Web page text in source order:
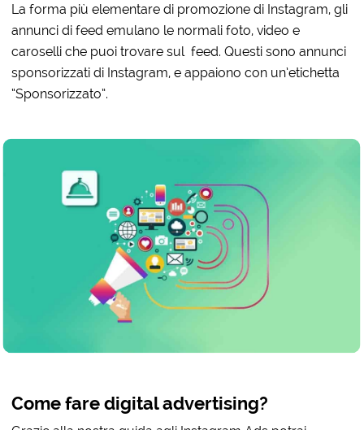
La forma più elementare di promozione di Instagram, gli
annunci di feed emulano le normali foto, video e
caroselli che puoi trovare sul feed. Questi sono annunci
sponsorizzati di Instagram, e appaiono con un’etichetta
“Sponsorizzato”.
Come fare digital advertising?